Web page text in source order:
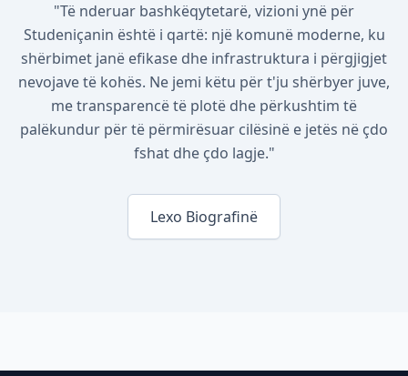
"Të nderuar bashkëqytetarë, vizioni ynë për
Studeniçanin është i qartë: një komunë moderne, ku
shërbimet janë efikase dhe infrastruktura i përgjigjet
nevojave të kohës. Ne jemi këtu për t'ju shërbyer juve,
me transparencë të plotë dhe përkushtim të
palëkundur për të përmirësuar cilësinë e jetës në çdo
fshat dhe çdo lagje."
Lexo Biografinë